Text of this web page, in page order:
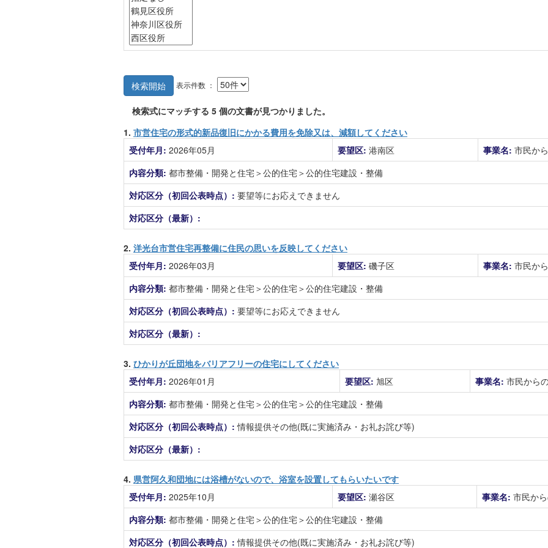
検索開始 表示件数 ：
検索式にマッチする 5 個の文書が見つかりました。
1. 市営住宅の形式的新品復旧にかかる費用を免除又は、減額してください
受付年月: 2026年05月 要望区: 港南区 事業名: 市民か
内容分類: 都市整備・開発と住宅＞公的住宅＞公的住宅建設・整備
対応区分（初回公表時点）: 要望等にお応えできません
対応区分（最新）:
2. 洋光台市営住宅再整備に住民の思いを反映してください
受付年月: 2026年03月 要望区: 磯子区 事業名: 市民か
内容分類: 都市整備・開発と住宅＞公的住宅＞公的住宅建設・整備
対応区分（初回公表時点）: 要望等にお応えできません
対応区分（最新）:
3. ひかりが丘団地をバリアフリーの住宅にしてください
受付年月: 2026年01月 要望区: 旭区 事業名: 市民から
内容分類: 都市整備・開発と住宅＞公的住宅＞公的住宅建設・整備
対応区分（初回公表時点）:情報提供その他(既に実施済み・お礼お詫び等)
対応区分（最新）:
4. 県営阿久和団地には浴槽がないので、浴室を設置してもらいたいです
受付年月: 2025年10月 要望区: 瀬谷区 事業名: 市民か
内容分類: 都市整備・開発と住宅＞公的住宅＞公的住宅建設・整備
対応区分（初回公表時点）:情報提供その他(既に実施済み・お礼お詫び等)